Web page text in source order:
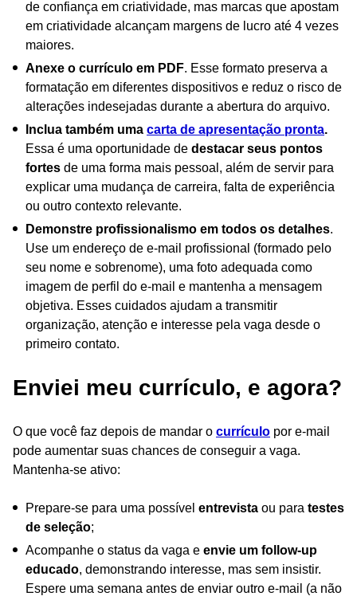
de confiança em criatividade, mas marcas que apostam
em criatividade alcançam margens de lucro até 4 vezes
maiores.
Anexe o currículo em PDF. Esse formato preserva a
formatação em diferentes dispositivos e reduz o risco de
alterações indesejadas durante a abertura do arquivo.
Inclua também uma carta de apresentação pronta.
Essa é uma oportunidade de destacar seus pontos
fortes de uma forma mais pessoal, além de servir para
explicar uma mudança de carreira, falta de experiência
ou outro contexto relevante.
Demonstre profissionalismo em todos os detalhes.
Use um endereço de e-mail profissional (formado pelo
seu nome e sobrenome), uma foto adequada como
imagem de perfil do e-mail e mantenha a mensagem
objetiva. Esses cuidados ajudam a transmitir
organização, atenção e interesse pela vaga desde o
primeiro contato.
Enviei meu currículo, e agora?
O que você faz depois de mandar o currículo por e-mail
pode aumentar suas chances de conseguir a vaga.
Mantenha-se ativo:
Prepare-se para uma possível entrevista ou para testes
de seleção;
Acompanhe o status da vaga e envie um follow-up
educado, demonstrando interesse, mas sem insistir.
Espere uma semana antes de enviar outro e-mail (a não